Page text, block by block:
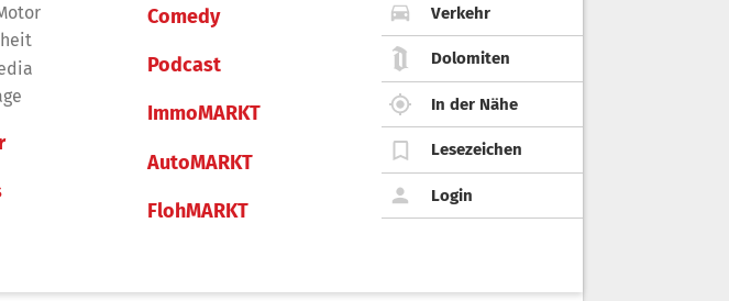
Comedy
Podcast
ImmoMARKT
AutoMARKT
FlohMARKT
Verkehr
Dolomiten
In der Nähe
Lesezeichen
Login